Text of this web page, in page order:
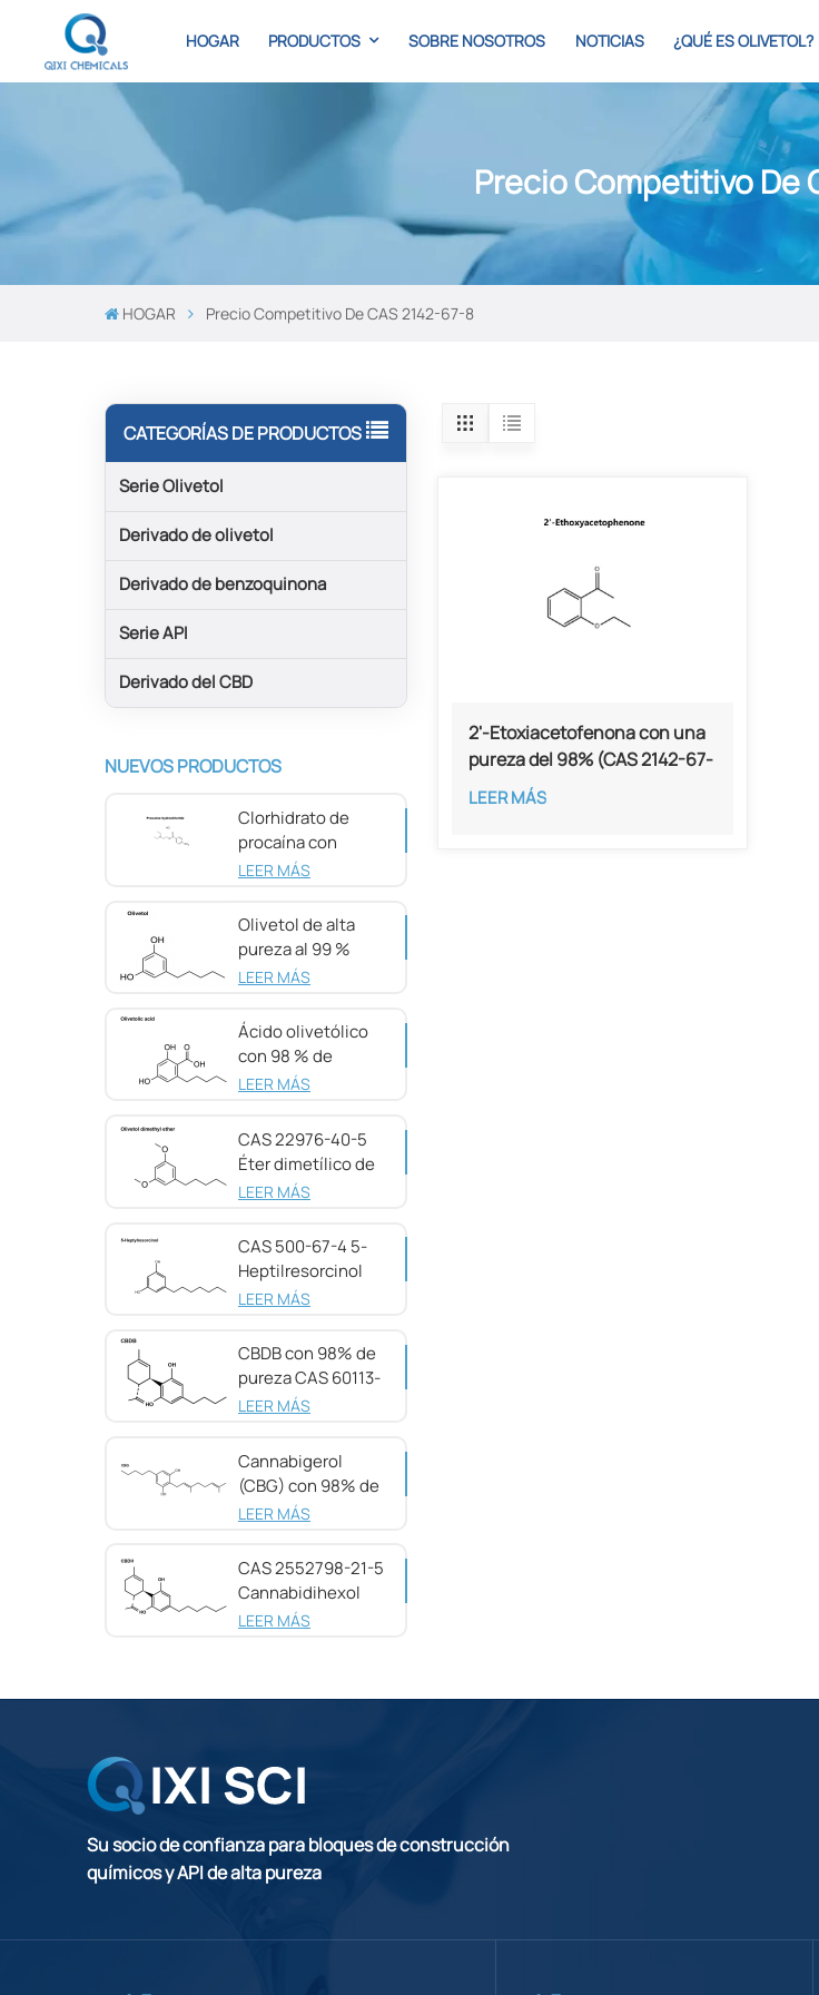
HOGAR PRODUCTOS SOBRE NOSOTROS NOTICIAS ¿QUÉ ES OLIVETOL?
Precio Competitivo De
HOGAR Precio Competitivo De CAS 2142-67-8
CATEGORÍAS DE PRODUCTOS
Serie Olivetol
Derivado de olivetol
Derivado de benzoquinona
Serie API
Derivado del CBD
NUEVOS PRODUCTOS
Clorhidrato de
procaína con
pureza del 98 %
LEER MÁS
Olivetol de alta
pureza al 99 %
CAS 500-66-3
LEER MÁS
Ácido olivetólico
con 98 % de
pureza CAS 491-
LEER MÁS
CAS 22976-40-5
Éter dimetílico de
olivetol, 98 %
LEER MÁS
CAS 500-67-4 5-
Heptilresorcinol
con 99 % de
LEER MÁS
CBDB con 98% de
pureza CAS 60113-
11-3
LEER MÁS
Cannabigerol
(CBG) con 98% de
pureza CAS
LEER MÁS
CAS 2552798-21-5
Cannabidihexol
(CBDH), 98%
LEER MÁS
2'-Etoxiacetofenona con una
pureza del 98% (CAS 2142-67-
8)
LEER MÁS
Su socio de confianza para bloques de construcción
químicos y API de alta pureza